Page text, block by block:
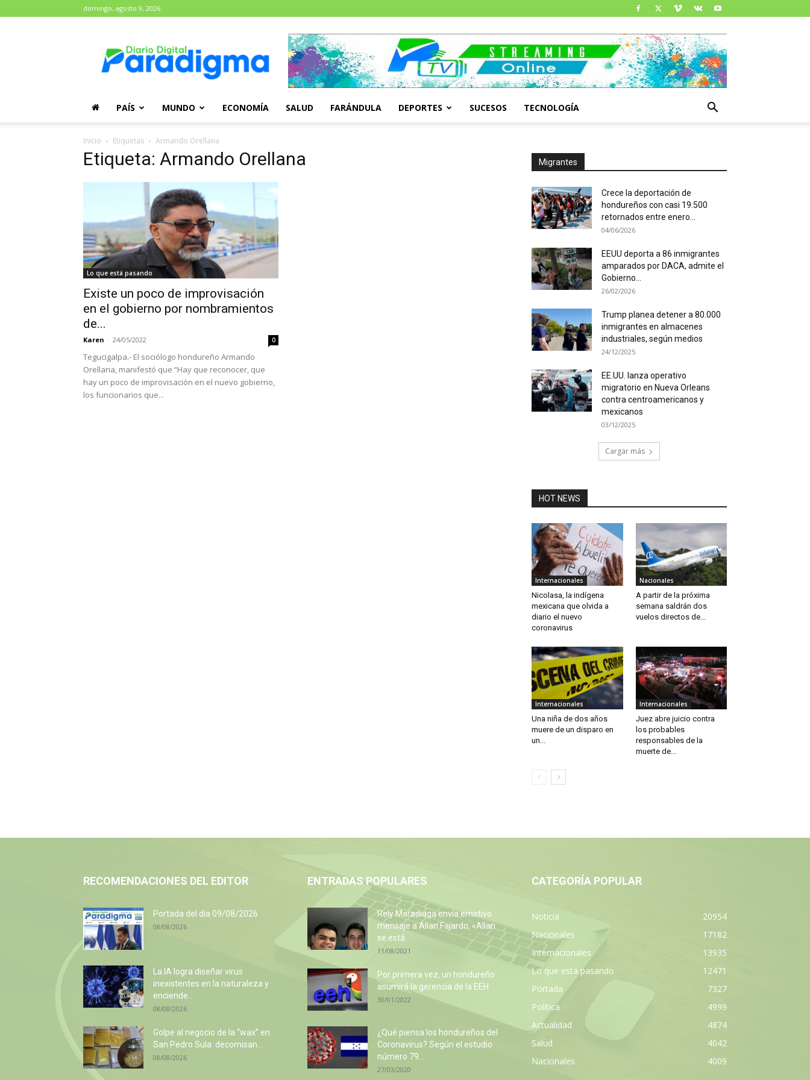
domingo, agosto 9, 2026
Paradigma
PAÍS MUNDO ECONOMÍA SALUD FARÁNDULA DEPORTES SUCESOS TECNOLOGÍA
Inicio Etiquetas Armando Orellana
Etiqueta: Armando Orellana
Lo que está pasando
Existe un poco de improvisación
en el gobierno por nombramientos
de...
Karen - 24/05/2022 0
Tegucigalpa.- El sociólogo hondureño Armando
Orellana, manifestó que “Hay que reconocer, que
hay un poco de improvisación en el nuevo gobierno,
los funcionarios que...
Migrantes
Crece la deportación de
hondureños con casi 19.500
retornados entre enero...
04/06/2026
EEUU deporta a 86 inmigrantes
amparados por DACA, admite el
Gobierno...
26/02/2026
Trump planea detener a 80.000
inmigrantes en almacenes
industriales, según medios
24/12/2025
EE.UU. lanza operativo
migratorio en Nueva Orleans
contra centroamericanos y
mexicanos
03/12/2025
Cargar más
HOT NEWS
Internacionales
Nicolasa, la indígena
mexicana que olvida a
diario el nuevo
coronavirus
Nacionales
A partir de la próxima
semana saldrán dos
vuelos directos de...
Internacionales
Una niña de dos años
muere de un disparo en
un...
Internacionales
Juez abre juicio contra
los probables
responsables de la
muerte de...
RECOMENDACIONES DEL EDITOR
Portada del día 09/08/2026
08/08/2026
La IA logra diseñar virus
inexistentes en la naturaleza y
enciende...
08/08/2026
Golpe al negocio de la “wax” en
San Pedro Sula: decomisan...
08/08/2026
ENTRADAS POPULARES
Rely Maradiaga envía emotivo
mensaje a Allan Fajardo, «Allan
se está...
11/08/2021
Por primera vez, un hondureño
asumirá la gerencia de la EEH
30/01/2022
¿Qué piensa los hondureños del
Coronavirus? Según el estudio
número 79...
27/03/2020
CATEGORÍA POPULAR
Noticia
20954
Nacionales
17182
Internacionales
13935
Lo que está pasando
12471
Portada
7327
Política
4999
Actualidad
4874
Salud
4042
Nacionales
4009